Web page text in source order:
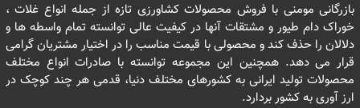
بازرگانی مومنی با فروش محصولات کشاورزی تازه از جمله انواع غلات ،
خوراک دام طیور و مشتقات آنها در کیفیت عالی توانسته تمام واسطه ها و
دلالان را حذف کند و محصولی با قیمت مناسب را در اختیار مشتریان گرامی
قرار می دهد. همچنین این مجموعه توانسته با صادرات انواع مختلف
محصولات تولید ایرانی به کشورهای مختلف دنیا، قدمی هر چند کوچک در
ارز آوری به کشور بردارد.